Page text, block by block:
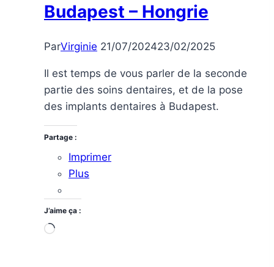
Budapest – Hongrie
ParVirginie 21/07/202423/02/2025
Il est temps de vous parler de la seconde
partie des soins dentaires, et de la pose
des implants dentaires à Budapest.
Partage :
Imprimer
Plus
J’aime ça :
Chargement…